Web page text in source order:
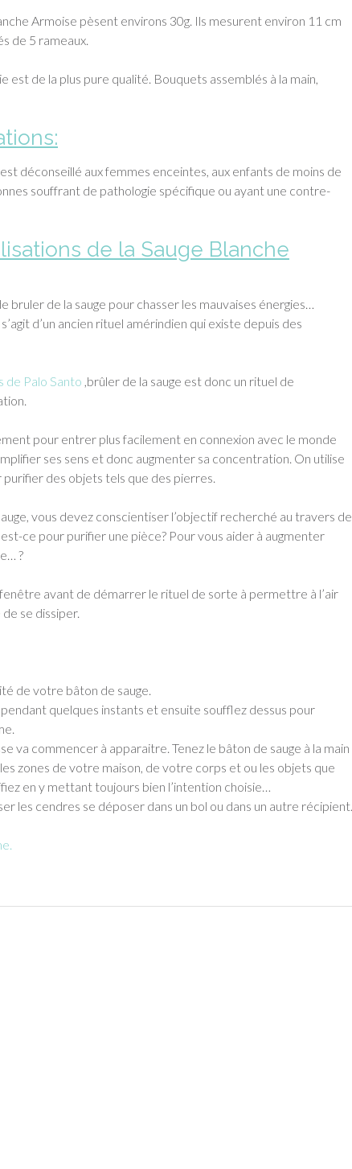
Armoise pèsent environs 30g. Ils mesurent environ 11 cm
de 5 rameaux.
est de la plus pure qualité. Bouquets assemblés à la main,
déconseillé aux femmes enceintes, aux enfants de moins de
souffrant de pathologie spécifique ou ayant une contre-
de la Sauge Blanche
bruler de la sauge pour chasser les mauvaises énergies…
d’un ancien rituel amérindien qui existe depuis des
de Palo Santo ,brûler de la sauge est donc un rituel de
pour entrer plus facilement en connexion avec le monde
ses sens et donc augmenter sa concentration. On utilise
purifier des objets tels que des pierres.
vous devez conscientiser l’objectif recherché au travers de
ce pour purifier une pièce? Pour vous aider à augmenter
?
avant de démarrer le rituel de sorte à permettre à l’air
se dissiper.
de votre bâton de sauge.
quelques instants et ensuite soufflez dessus pour
va commencer à apparaitre. Tenez le bâton de sauge à la main
zones de votre maison, de votre corps et ou les objets que
en y mettant toujours bien l’intention choisie…
les cendres se déposer dans un bol ou dans un autre récipient.